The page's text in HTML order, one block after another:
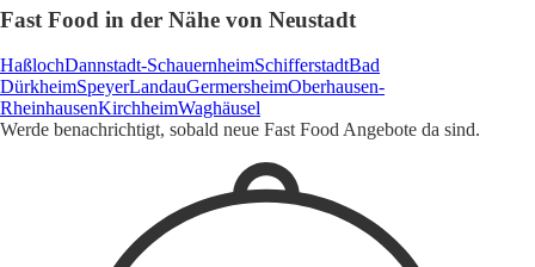
Fast Food in der Nähe von Neustadt
HaßlochDannstadt-SchauernheimSchifferstadtBad
DürkheimSpeyerLandauGermersheimOberhausen-
RheinhausenKirchheimWaghäusel
Werde benachrichtigt, sobald neue Fast Food Angebote da sind.